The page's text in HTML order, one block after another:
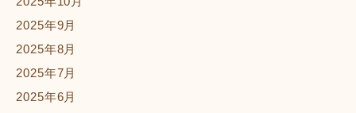
2025年9月
2025年8月
2025年7月
2025年6月